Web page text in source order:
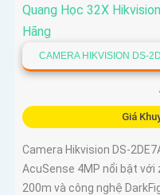
CAMERA HIKVISION DS-
Giá
Camera Hikvision DS-
AcuSense 4MP nổi bật với
200m và công nghệ